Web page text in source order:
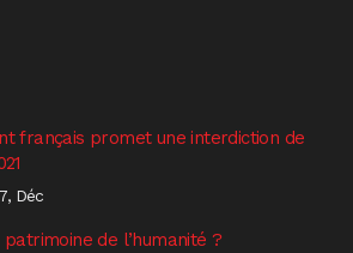
français promet une interdiction de
Déc
de l’humanité ?